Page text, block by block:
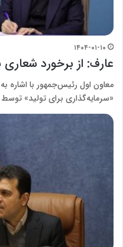
۱۴۰۴-۰۱-۱۰
عارف: از برخورد
«سرمایه‌گذاری برای تولید»